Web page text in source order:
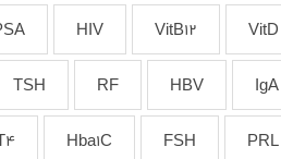
VitD
VitB12
HIV
IgA
HBV
RF
TSH
PRL
FSH
Hba1C